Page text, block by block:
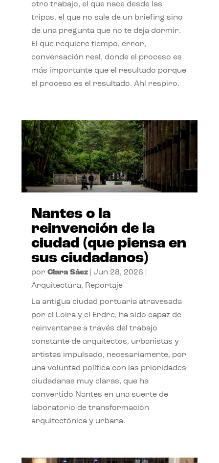
otro trabajo, el que nace desde las
tripas, el que no sale de un briefing sino
de una pregunta que no te deja dormir.
El que requiere tiempo, error,
conversación real, donde el proceso es
más importante que el resultado porque
el proceso es el resultado. Ahí respiro.
Nantes o la
reinvención de la
ciudad (que piensa en
sus ciudadanos)
por Clara Sáez| Jun 28, 2026
Arquitectura, Reportaje
La antigua ciudad portuaria atravesada
por el Loira y el Erdre, ha sido capaz de
reinventarse a través del trabajo
constante de arquitectos, urbanistas y
artistas impulsado, necesariamente, por
una voluntad política con las prioridades
ciudadanas muy claras, que ha
convertido Nantes en una suerte de
laboratorio de transformación
arquitectónica y urbana.